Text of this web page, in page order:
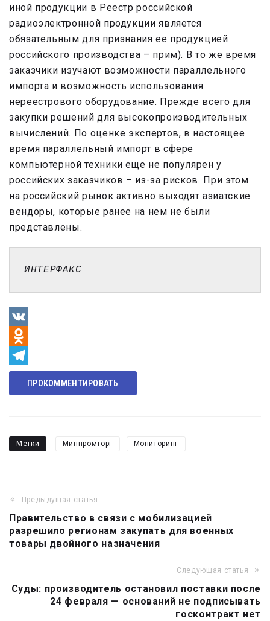
иной продукции в Реестр российской
радиоэлектронной продукции является
обязательным для признания ее продукцией
российского производства – прим). В то же время
заказчики изучают возможности параллельного
импорта и возможность использования
нереестрового оборудование. Прежде всего для
закупки решений для высокопроизводительных
вычислений. По оценке экспертов, в настоящее
время параллельный импорт в сфере
компьютерной техники еще не популярен у
российских заказчиков – из-за рисков. При этом
на российский рынок активно выходят азиатские
вендоры, которые ранее на нем не были
представлены.
ИНТЕРФАКС
VK
Odnoklassniki
Telegram
ПРОКОММЕНТИРОВАТЬ
Метки Минпромторг Мониторинг
Навигация
по
записям
Предыдущая статья
Правительство в связи с мобилизацией
разрешило регионам закупать для военных
товары двойного назначения
Следующая статья
Суды: производитель остановил поставки после
24 февраля — оснований не подписывать
госконтракт нет